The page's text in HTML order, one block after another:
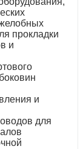
прокладки
и
и
для